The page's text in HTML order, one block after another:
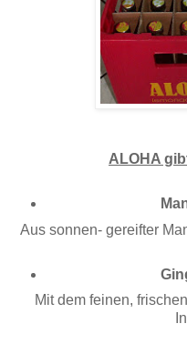
ALOHA
Aus sonnen- gereifter
Mit dem feinen,